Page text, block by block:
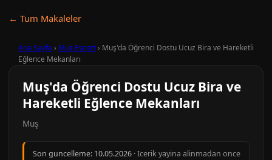
← Tum Makaleler
Ana Sayfa › Muş Escort› Muş'da Öğrenci Dostu Ucuz Bira ve Hareketli
Eğlence Mekanları
Muş'da Öğrenci Dostu Ucuz Bira ve
Hareketli Eğlence Mekanları
Muş
Son guncelleme: 10.05.2026 · Icerik yayina alinmadan once